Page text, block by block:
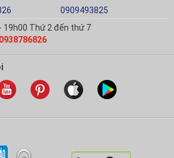
0909493825
19h00 Thứ 2 đến thứ 7